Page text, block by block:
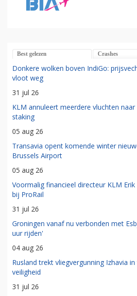
Best gelezen Crashes
Donkere wolken boven IndiGo:
vloot weg
31 jul 26
KLM annuleert meerdere vluchten
staking
05 aug 26
Transavia opent komende winter
Brussels Airport
05 aug 26
Voormalig financieel directeur KLM
bij ProRail
31 jul 26
Groningen vanaf nu verbonden met
uur rijden'
04 aug 26
Rusland trekt vliegvergunning Izhavia
veiligheid
31 jul 26